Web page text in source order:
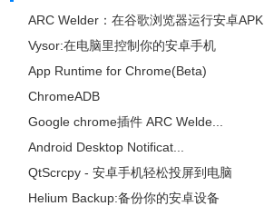
ARC Welder：在谷歌浏览器运行安卓APK
Vysor:在电脑里控制你的安卓手机
App Runtime for Chrome(Beta)
ChromeADB
Google chrome插件 ARC Welde...
Android Desktop Notificat...
QtScrcpy - 安卓手机轻松投屏到电脑
Helium Backup:备份你的安卓设备